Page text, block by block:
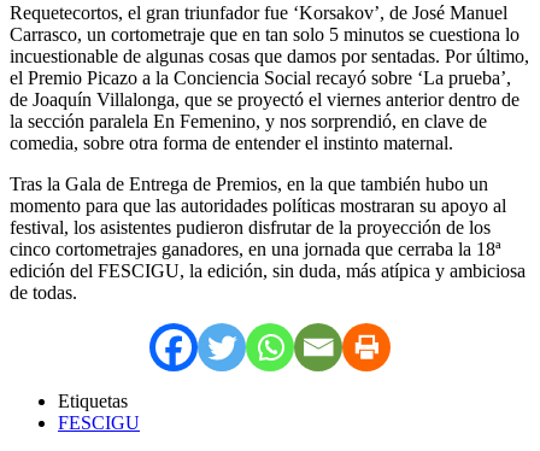
Requetecortos, el gran triunfador fue ‘Korsakov’, de José Manuel
Carrasco, un cortometraje que en tan solo 5 minutos se cuestiona lo
incuestionable de algunas cosas que damos por sentadas. Por último,
el Premio Picazo a la Conciencia Social recayó sobre ‘La prueba’,
de Joaquín Villalonga, que se proyectó el viernes anterior dentro de
la sección paralela En Femenino, y nos sorprendió, en clave de
comedia, sobre otra forma de entender el instinto maternal.
Tras la Gala de Entrega de Premios, en la que también hubo un
momento para que las autoridades políticas mostraran su apoyo al
festival, los asistentes pudieron disfrutar de la proyección de los
cinco cortometrajes ganadores, en una jornada que cerraba la 18ª
edición del FESCIGU, la edición, sin duda, más atípica y ambiciosa
de todas.
Etiquetas
FESCIGU